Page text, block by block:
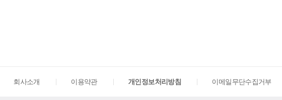
회사소개 이용약관 개인정보처리방침 이메일무단수집거부